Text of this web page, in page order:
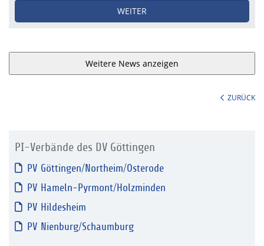
WEITER
Weitere News anzeigen
ZURÜCK
PI-Verbände des DV Göttingen
PV Göttingen/Northeim/Osterode
PV Hameln-Pyrmont/Holzminden
PV Hildesheim
PV Nienburg/Schaumburg